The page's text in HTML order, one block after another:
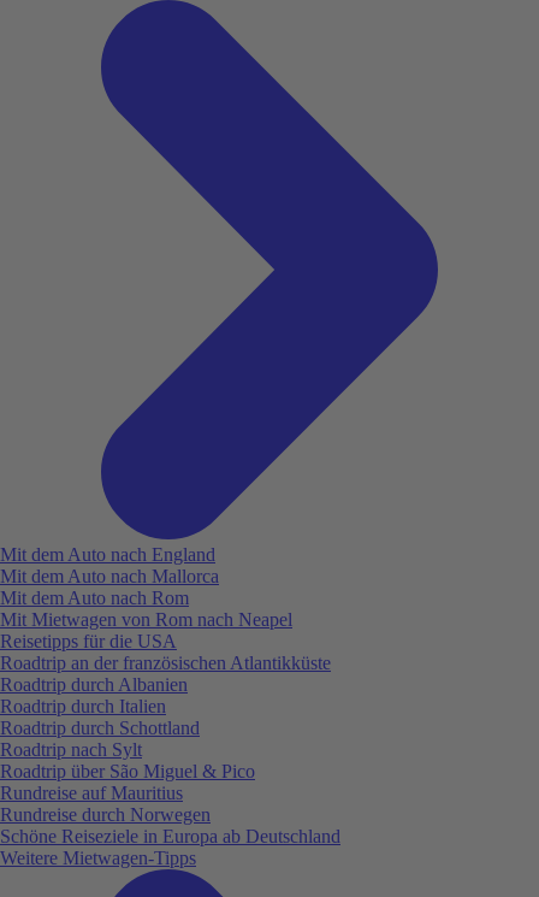
Mit dem Auto nach England
Mit dem Auto nach Mallorca
Mit dem Auto nach Rom
Mit Mietwagen von Rom nach Neapel
Reisetipps für die USA
Roadtrip an der französischen Atlantikküste
Roadtrip durch Albanien
Roadtrip durch Italien
Roadtrip durch Schottland
Roadtrip nach Sylt
Roadtrip über São Miguel & Pico
Rundreise auf Mauritius
Rundreise durch Norwegen
Schöne Reiseziele in Europa ab Deutschland
Weitere Mietwagen-Tipps